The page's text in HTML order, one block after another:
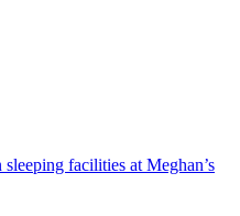
facilities at Meghan’s